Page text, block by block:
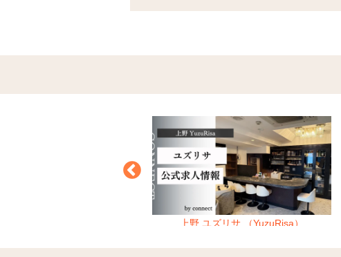
上野 ユズリサ （YuzuRisa）